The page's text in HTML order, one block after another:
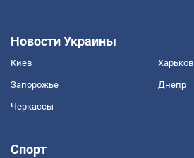
Новости Украины
Киев Харьков
Запорожье Днепр
Черкассы
Спорт